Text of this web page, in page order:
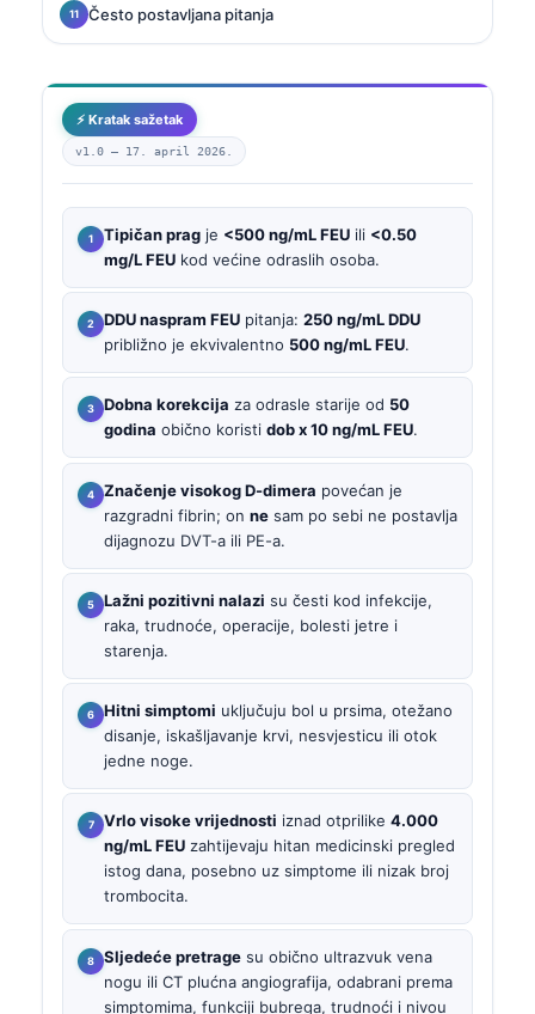
Često postavljana pitanja
⚡ Kratak sažetak
v1.0 — 17. april 2026.
Tipičan prag je <500 ng/mL FEU ili <0.50
mg/L FEU kod većine odraslih osoba.
DDU naspram FEU pitanja: 250 ng/mL DDU
približno je ekvivalentno 500 ng/mL FEU.
Dobna korekcija za odrasle starije od 50
godina obično koristi dob x 10 ng/mL FEU.
Značenje visokog D-dimera povećan je
razgradni fibrin; on ne sam po sebi ne postavlja
dijagnozu DVT-a ili PE-a.
Lažni pozitivni nalazi su česti kod infekcije,
raka, trudnoće, operacije, bolesti jetre i
starenja.
Hitni simptomi uključuju bol u prsima, otežano
disanje, iskašljavanje krvi, nesvjesticu ili otok
jedne noge.
Vrlo visoke vrijednosti iznad otprilike 4.000
ng/mL FEU zahtijevaju hitan medicinski pregled
istog dana, posebno uz simptome ili nizak broj
trombocita.
Sljedeće pretrage su obično ultrazvuk vena
nogu ili CT plućna angiografija, odabrani prema
simptomima, funkciji bubrega, trudnoći i nivou